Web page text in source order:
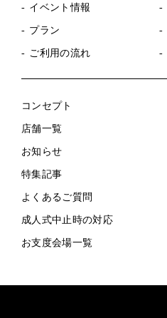
イベント情報
プラン
ご利用の流れ
コンセプト
店舗一覧
お知らせ
特集記事
よくあるご質問
成人式中止時の対応
お支度会場一覧